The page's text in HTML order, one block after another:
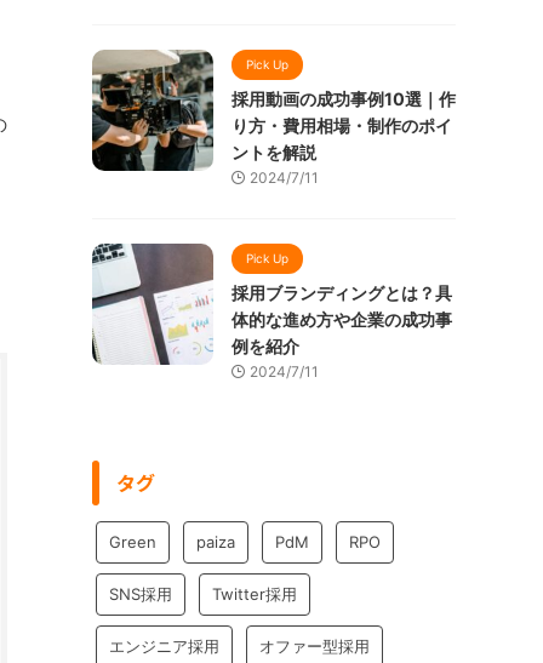
Pick Up
採用動画の成功事例10選｜作
り方・費用相場・制作のポイ
ントを解説
2024/7/11
Pick Up
採用ブランディングとは？具
体的な進め方や企業の成功事
例を紹介
2024/7/11
タグ
Green paiza PdM RPO
SNS採用 Twitter採用
エンジニア採用 オファー型採用